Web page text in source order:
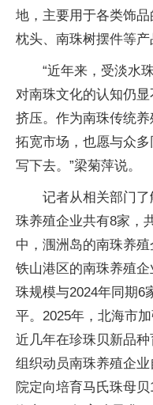
地，主要用于各类饰
枕头、南珠树摆件等产
“近年来，受淡水
对南珠文化的认知仍
挤压。作为南珠传统
拓宽市场，也愿与众
写下去。”梁菊萍说。
记者从相关部门
珠养殖企业共有8家，
中，涠洲岛的南珠养殖
铁山港区的南珠养殖
珠规模与2024年同期6
平。2025年，北海市
近几年在珍珠贝新品
组织动员南珠养殖企
院定向培育马氏珠母